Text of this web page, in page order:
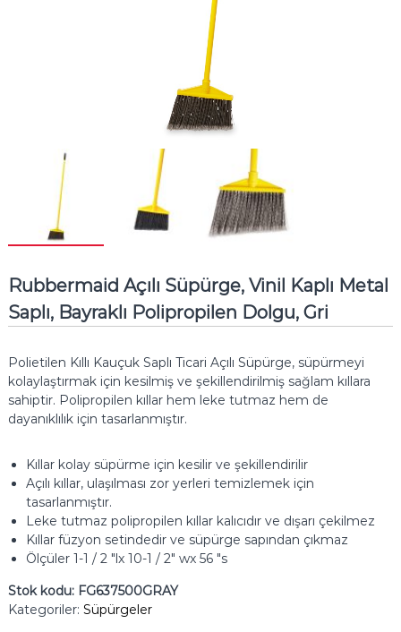
Rubbermaid Açılı Süpürge, Vinil Kaplı Metal
Saplı, Bayraklı Polipropilen Dolgu, Gri
Polietilen Kıllı Kauçuk Saplı Ticari Açılı Süpürge, süpürmeyi
kolaylaştırmak için kesilmiş ve şekillendirilmiş sağlam kıllara
sahiptir. Polipropilen kıllar hem leke tutmaz hem de
dayanıklılık için tasarlanmıştır.
Kıllar kolay süpürme için kesilir ve şekillendirilir
Açılı kıllar, ulaşılması zor yerleri temizlemek için
tasarlanmıştır.
Leke tutmaz polipropilen kıllar kalıcıdır ve dışarı çekilmez
Kıllar füzyon setindedir ve süpürge sapından çıkmaz
Ölçüler 1-1 / 2 "lx 10-1 / 2" wx 56 "s
Stok kodu: FG637500GRAY
Kategoriler: Süpürgeler